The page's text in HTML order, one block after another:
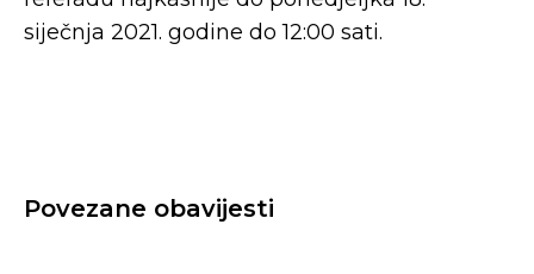
siječnja 2021. godine do 12:00 sati.
Povezane obavijesti